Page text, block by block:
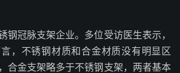
钢冠脉支架企业。多位受访医生表示，
，不锈钢材质和合金材质没有明显区
合金支架略多于不锈钢支架，两者基本